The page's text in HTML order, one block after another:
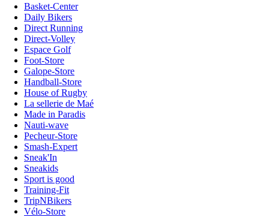
Basket-Center
Daily Bikers
Direct Running
Direct-Volley
Espace Golf
Foot-Store
Galope-Store
Handball-Store
House of Rugby
La sellerie de Maé
Made in Paradis
Nauti-wave
Pecheur-Store
Smash-Expert
Sneak'In
Sneakids
Sport is good
Training-Fit
TripNBikers
Vélo-Store